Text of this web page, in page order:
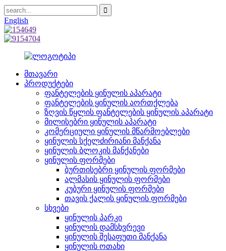
English
მთავარი
პროდუქტები
ფანტელების ყინულის აპარატი
ფანტელების ყინულის აორთქლება
ზღვის წყლის ფანტელების ყინულის აპარატი
მილისებრი ყინულის აპარატი
კომერციული ყინულის მწარმოებლები
ყინულის სქელძირიანი მანქანა
ყინულის ბლოკის მანქანები
ყინულის ფორმები
ბურთისებრი ყინულის ფორმები
ალმასის ყინულის ფორმები
კუბური ყინულის ფორმები
თავის ქალის ყინულის ფორმები
სხვები
ყინულის პარკი
ყინულის დამსხვრევი
ყინულის შესაფუთი მანქანა
ყინულის ოთახი